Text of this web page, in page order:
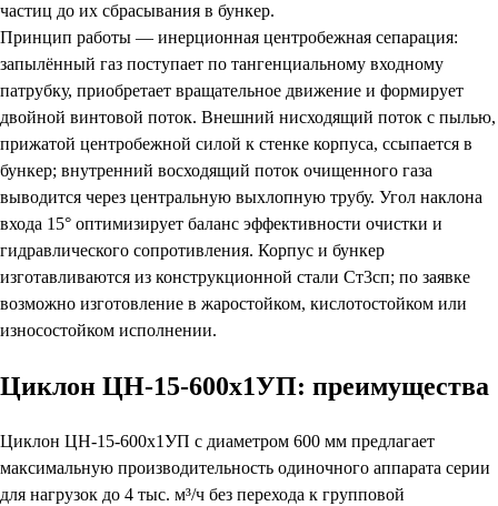
частиц до их сбрасывания в бункер.
Принцип работы — инерционная центробежная сепарация:
запылённый газ поступает по тангенциальному входному
патрубку, приобретает вращательное движение и формирует
двойной винтовой поток. Внешний нисходящий поток с пылью,
прижатой центробежной силой к стенке корпуса, ссыпается в
бункер; внутренний восходящий поток очищенного газа
выводится через центральную выхлопную трубу. Угол наклона
входа 15° оптимизирует баланс эффективности очистки и
гидравлического сопротивления. Корпус и бункер
изготавливаются из конструкционной стали Ст3сп; по заявке
возможно изготовление в жаростойком, кислотостойком или
износостойком исполнении.
Циклон ЦН-15-600х1УП: преимущества
Циклон ЦН-15-600х1УП с диаметром 600 мм предлагает
максимальную производительность одиночного аппарата серии
для нагрузок до 4 тыс. м³/ч без перехода к групповой